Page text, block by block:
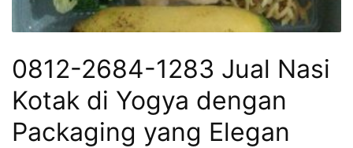
0812-2684-1283 Jual Nasi
Kotak di Yogya dengan
Packaging yang Elegan